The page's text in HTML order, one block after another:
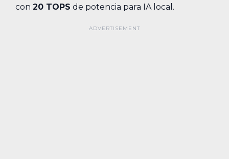
con 20 TOPS de potencia para IA local.